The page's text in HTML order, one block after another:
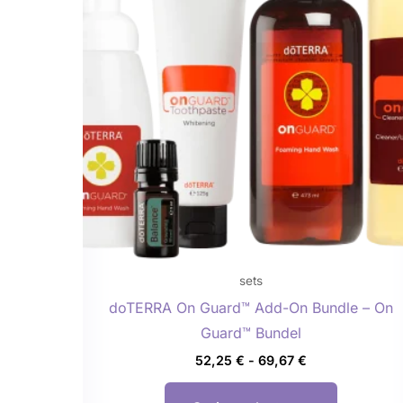
sets
doTERRA On Guard™ Add-On Bundle – On
Guard™ Bundel
52,25 € - 69,67 €
meerdere
variaties.
Deze
gekozen
op